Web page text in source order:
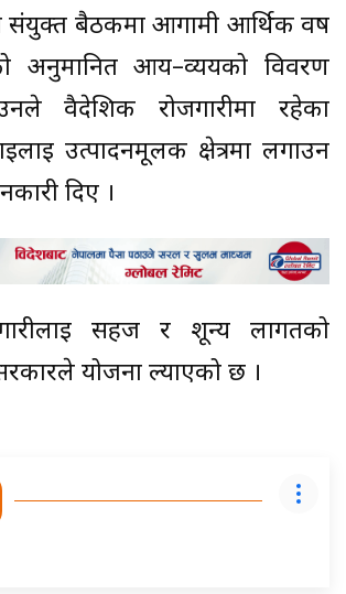
बैठकमा आगामी आर्थिक वर्ष
अनुमानित आय–व्ययको विवरण
वैदेशिक रोजगारीमा रहेका
उत्पादनमूलक क्षेत्रमा लगाउन
दिए ।
सहज र शून्य लागतको
योजना ल्याएको छ ।